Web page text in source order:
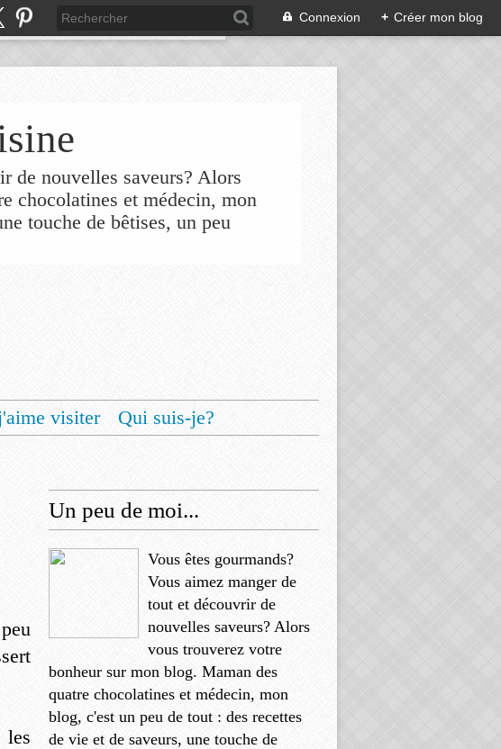
Connexion + Créer mon blog
de nouvelles saveurs? Alors
chocolatines et médecin, mon
touche de bêtises, un peu
visiter
Qui suis-je?
les
Un peu de moi...
Vous êtes gourmands?
Vous aimez manger de
tout et découvrir de
nouvelles saveurs? Alors
vous trouverez votre
bonheur sur mon blog. Maman des
quatre chocolatines et médecin, mon
blog, c'est un peu de tout : des recettes
de vie et de saveurs, une touche de